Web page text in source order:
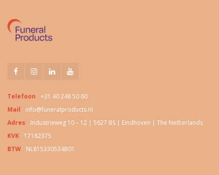
Telefoon
+31 40 248 50 60
Mail
info@funeralproducts.nl
Adres
Industrieweg 10 – 12 | 5627 BS | Eindhoven | The Netherlands
KVK
17182375
BTW
NL815330534B01